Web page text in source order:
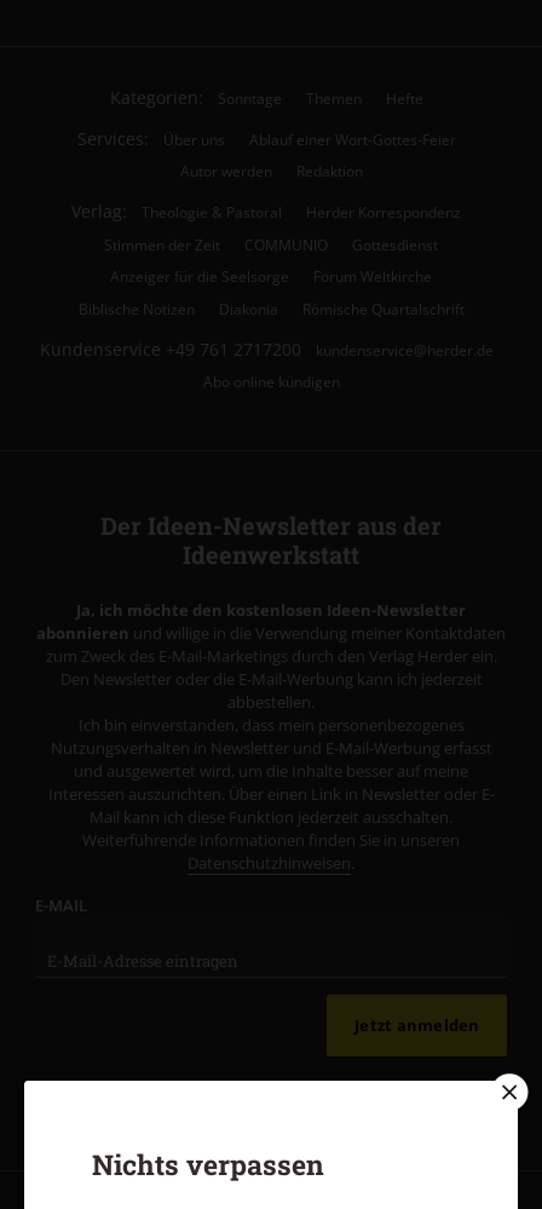
Kategorien: Sonntage Themen Hefte
Services: Über uns
Ablauf einer Wort-Gottes-Feier
Autor werden
Redaktion
Verlag: Theologie & Pastoral
Herder Korrespondenz
Stimmen der Zeit
COMMUNIO
Gottesdienst
Anzeiger für die Seelsorge
Forum Weltkirche
Biblische Notizen
Diakonia Römische Quartalschrift
Kundenservice +49 761 2717200
kundenservice@herder.de
Abo online kündigen
Der Ideen-Newsletter aus der
Ideenwerkstatt
Ja, ich möchte den kostenlosen Ideen-Newsletter
abonnieren und willige in die Verwendung meiner Kontaktdaten
zum Zweck des E-Mail-Marketings durch den Verlag Herder ein.
Den Newsletter oder die E-Mail-Werbung kann ich jederzeit
abbestellen.
Ich bin einverstanden, dass mein personenbezogenes
Nutzungsverhalten in Newsletter und E-Mail-Werbung erfasst
und ausgewertet wird, um die Inhalte besser auf meine
Interessen auszurichten. Über einen Link in Newsletter oder E-
Mail kann ich diese Funktion jederzeit ausschalten.
Weiterführende Informationen finden Sie in unseren
Datenschutzhinweisen.
E-MAIL
Jetzt anmelden
Nichts verpassen